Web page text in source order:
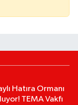
Hatıra Ormanı
TEMA Vakfı